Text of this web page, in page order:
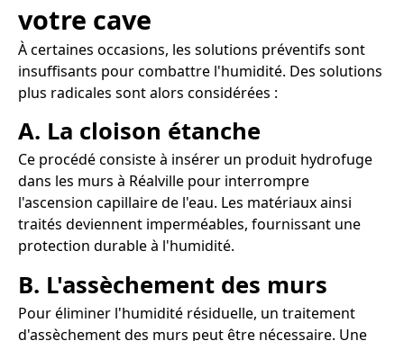
votre cave
À certaines occasions, les solutions préventifs sont
insuffisants pour combattre l'humidité. Des solutions
plus radicales sont alors considérées :
A. La cloison étanche
Ce procédé consiste à insérer un produit hydrofuge
dans les murs à Réalville pour interrompre
l'ascension capillaire de l'eau. Les matériaux ainsi
traités deviennent imperméables, fournissant une
protection durable à l'humidité.
B. L'assèchement des murs
Pour éliminer l'humidité résiduelle, un traitement
d'assèchement des murs peut être nécessaire. Une